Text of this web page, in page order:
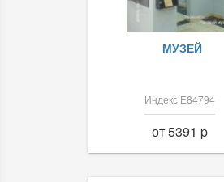
МУЗЕЙ
Индекс Е84794
от 5391 p